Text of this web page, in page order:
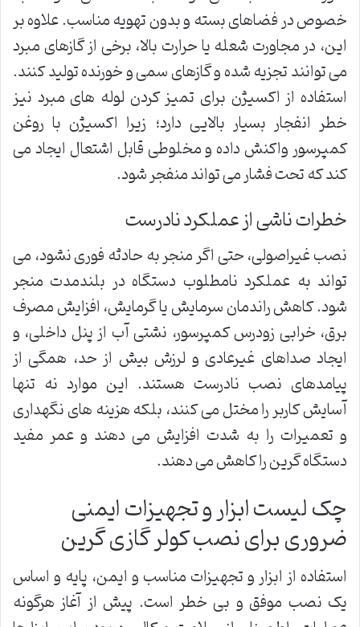
خصوص در فضاهای بسته و بدون تهویه مناسب. علاوه بر
این، در مجاورت شعله یا حرارت بالا، برخی از گازهای مبرد
می توانند تجزیه شده و گازهای سمی و خورنده تولید کنند.
استفاده از اکسیژن برای تمیز کردن لوله های مبرد نیز
خطر انفجار بسیار بالایی دارد؛ زیرا اکسیژن با روغن
کمپرسور واکنش داده و مخلوطی قابل اشتعال ایجاد می
کند که تحت فشار می تواند منفجر شود.
خطرات ناشی از عملکرد نادرست
نصب غیراصولی، حتی اگر منجر به حادثه فوری نشود، می
تواند به عملکرد نامطلوب دستگاه در بلندمدت منجر
شود. کاهش راندمان سرمایش یا گرمایش، افزایش مصرف
برق، خرابی زودرس کمپرسور، نشتی آب از پنل داخلی، و
ایجاد صداهای غیرعادی و لرزش بیش از حد، همگی از
پیامدهای نصب نادرست هستند. این موارد نه تنها
آسایش کاربر را مختل می کنند، بلکه هزینه های نگهداری
و تعمیرات را به شدت افزایش می دهند و عمر مفید
دستگاه گرین را کاهش می دهند.
چک لیست ابزار و تجهیزات ایمنی
ضروری برای نصب کولر گازی گرین
استفاده از ابزار و تجهیزات مناسب و ایمن، پایه و اساس
یک نصب موفق و بی خطر است. پیش از آغاز هرگونه